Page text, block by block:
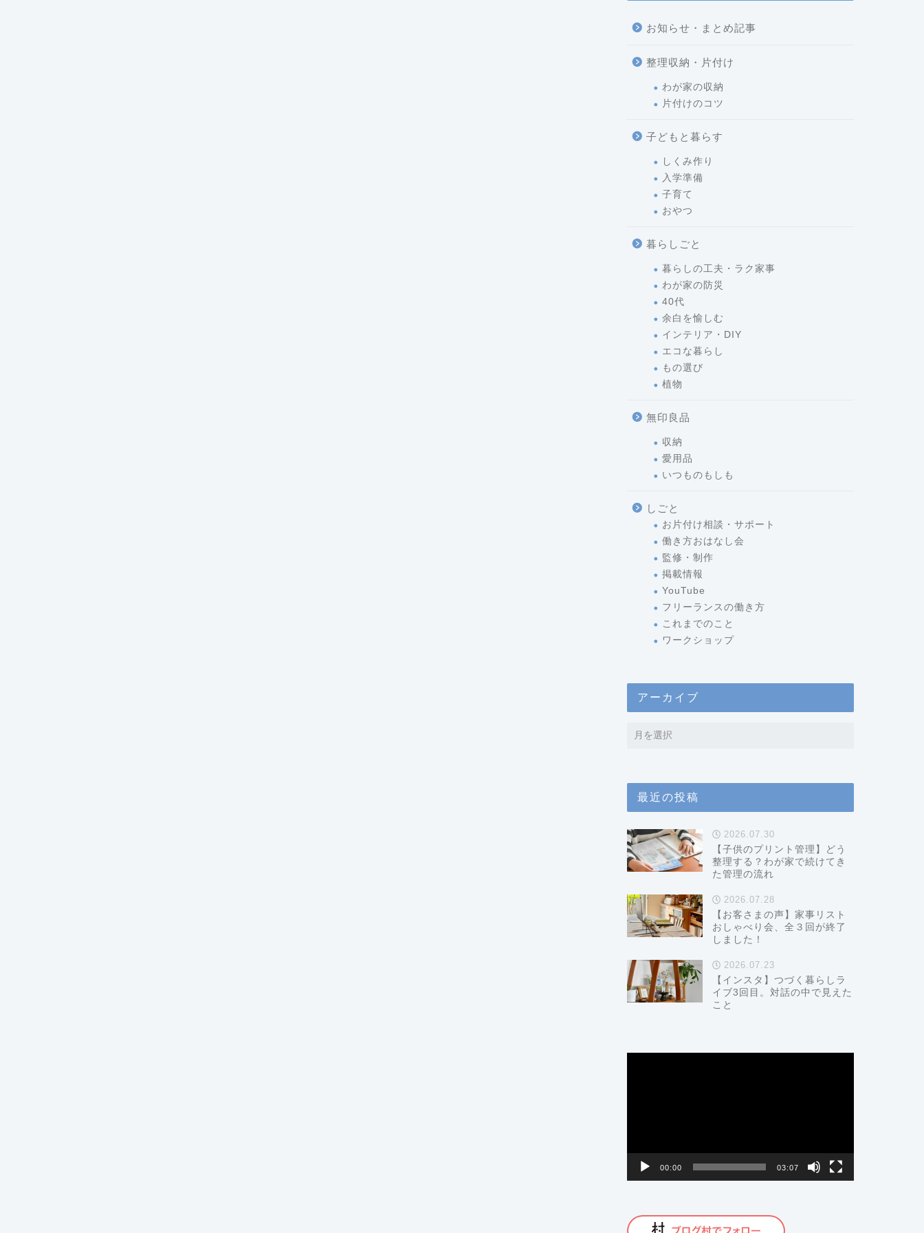
お知らせ・まとめ記事
整理収納・片付け
わが家の収納
片付けのコツ
子どもと暮らす
しくみ作り
入学準備
子育て
おやつ
暮らしごと
暮らしの工夫・ラク家事
わが家の防災
40代
余白を愉しむ
インテリア・DIY
エコな暮らし
もの選び
植物
無印良品
収納
愛用品
いつものもしも
しごと
お片付け相談・サポート
働き方おはなし会
監修・制作
掲載情報
YouTube
フリーランスの働き方
これまでのこと
ワークショップ
アーカイブ
最近の投稿
2026.07.30
【子供のプリント管理】どう
整理する？わが家で続けてき
た管理の流れ
2026.07.28
【お客さまの声】家事リスト
おしゃべり会、全３回が終了
しました！
2026.07.23
【インスタ】つづく暮らしラ
イブ3回目。対話の中で見えた
こと
00:00 03:07